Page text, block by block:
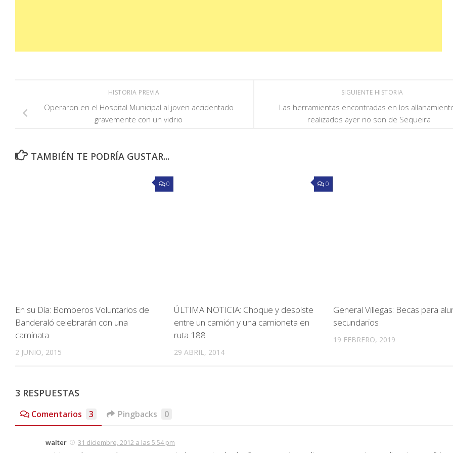
SIGUIENTE HISTORIA
Las herramientas encontradas en los
realizados ayer no son de Sequeira
HISTORIA PREVIA
Operaron en el Hospital Municipal al joven accidentado
gravemente con un vidrio
TAMBIÉN TE PODRÍA GUSTAR...
0
En su Día: Bomberos Voluntarios de
Banderaló celebrarán con una
caminata
2 JUNIO, 2015
0
ÚLTIMA NOTICIA: Choque y despiste
entre un camión y una camioneta en
ruta 188
29 ABRIL, 2014
General Villegas: Becas para
secundarios
19 FEBRERO, 2019
3 RESPUESTAS
Comentarios 3 Pingbacks 0
walter 31 diciembre, 2012 a las 5:54 pm